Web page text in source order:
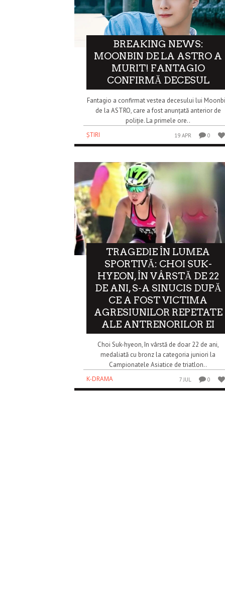
BREAKING NEWS:
MOONBIN DE LA ASTRO A
MURIT! FANTAGIO
CONFIRMĂ DECESUL
Fantagio a confirmat vestea decesului lui
de la ASTRO, care a fost anunțată anterior de
poliție. La primele ore..
ȘTIRI
19 APR 0
TRAGEDIE ÎN LUMEA
SPORTIVĂ: CHOI SUK-
HYEON, ÎN VÂRSTĂ DE 22
DE ANI, S-A SINUCIS DUPĂ
CE A FOST VICTIMA
AGRESIUNILOR REPETATE
ALE ANTRENORILOR EI
Choi Suk-hyeon, în vârstă de doar 22 de ani,
medaliată cu bronz la categoria juniori la
Campionatele Asiatice de triatlon..
K-DRAMA
7 JUL 0